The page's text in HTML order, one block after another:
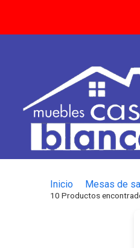
Inicio Mesas de
10 Productos